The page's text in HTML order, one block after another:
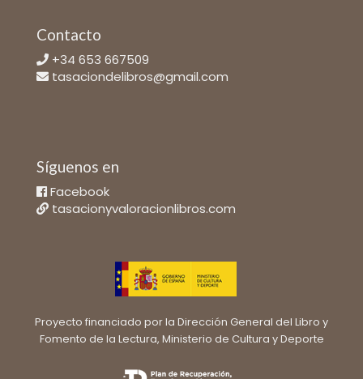
Contacto
+34 653 667509
tasaciondelibros@gmail.com
Síguenos en
Facebook
tasacionyvaloracionlibros.com
Proyecto financiado por la Dirección General del Libro y
Fomento de la Lectura, Ministerio de Cultura y Deporte